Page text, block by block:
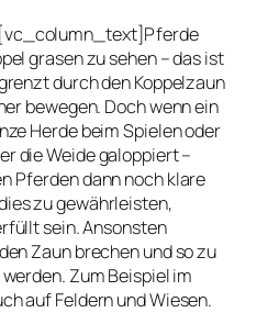
grasen zu sehen – das ist
durch den Koppelzaun
bewegen. Doch wenn ein
Herde beim Spielen oder
die Weide galoppiert –
Pferden dann noch klare
zu gewährleisten,
sein. Ansonsten
Zaun brechen und so zu
Zum Beispiel im
auf Feldern und Wiesen.